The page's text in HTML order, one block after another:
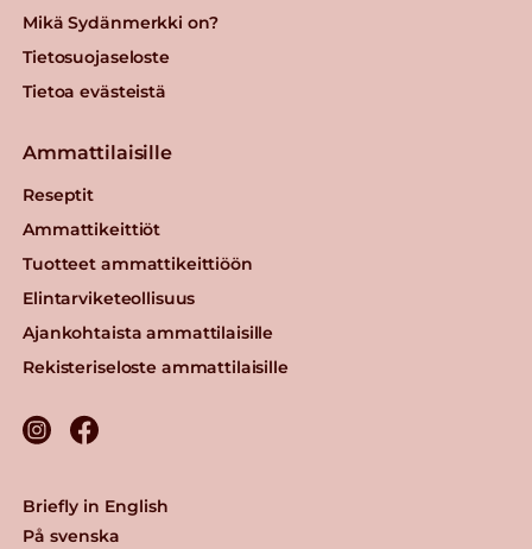
Mikä Sydänmerkki on?
Tietosuojaseloste
Tietoa evästeistä
Ammattilaisille
Reseptit
Ammattikeittiöt
Tuotteet ammattikeittiöön
Elintarviketeollisuus
Ajankohtaista ammattilaisille
Rekisteriseloste ammattilaisille
Briefly in English
På svenska